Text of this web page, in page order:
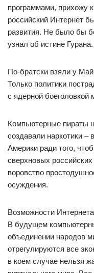
программами, прихожу
российский Интернет
развития. Не было бы
узнал об истине Гурана.
По-братски взяли у
Только политики
с ядерной боеголовкой
Компьютерные пираты
создавали наркотики –
Америки ради того,
сверхновых
воровство
осуждения.
Возможности
В будущем
объединении народов
отрегулируются все
в коем случае нельзя